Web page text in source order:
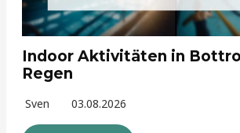
Indoor Aktivitäten in
Regen
Sven 03.08.2026